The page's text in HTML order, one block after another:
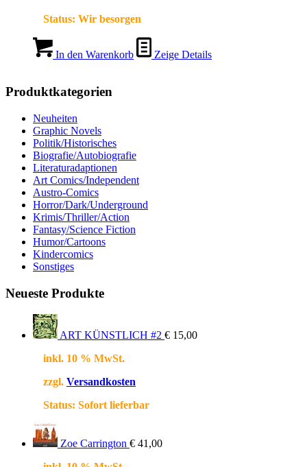
Status: Wir besorgen
In den Warenkorb Zeige Details
Produktkategorien
Neuheiten
Graphic Novels
Politik/Historisches
Biografie/Autobiografie
Literaturadaptionen
Art Comics/Independent
Austro-Comics
Horror/Dark/Underground
Krimis/Thriller/Action
Fantasy/Science Fiction
Humor/Cartoons
Kindercomics
Sonstiges
Neueste Produkte
ART KÜNSTLICH #2 € 15,00
inkl. 10 % MwSt.
zzgl. Versandkosten
Status: Sofort lieferbar
Zoe Carrington € 41,00